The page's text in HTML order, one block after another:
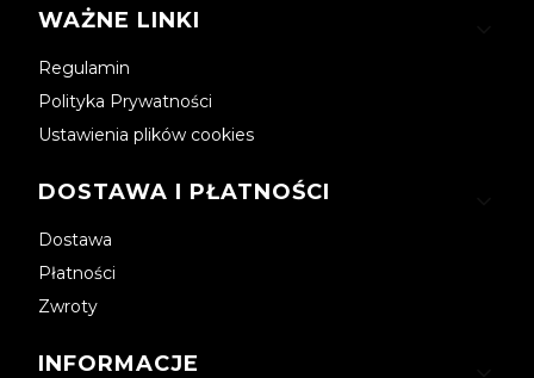
Linki w stopce
WAŻNE LINKI
Regulamin
Polityka Prywatności
Ustawienia plików cookies
DOSTAWA I PŁATNOŚCI
Dostawa
Płatności
Zwroty
INFORMACJE